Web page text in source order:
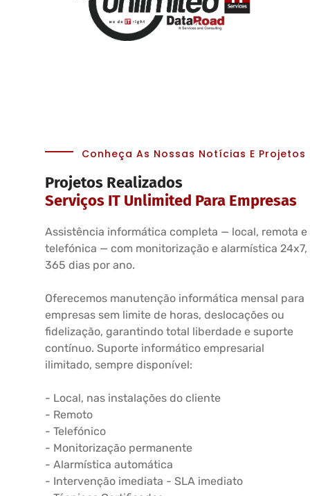
Conheça As Nossas Notícias E Projetos
Projetos Realizados
Serviços IT Unlimited Para Empresas
Assistência informática completa — local, remota e
telefónica — com monitorização e alarmística 24x7,
365 dias por ano.
Oferecemos manutenção informática mensal para
empresas sem limite de horas, deslocações ou
fidelização, garantindo total liberdade e suporte
contínuo. Suporte informático empresarial
ilimitado, sempre disponível:
- Local, nas instalações do cliente
- Remoto
- Telefónico
- Monitorização permanente
- Alarmística automática
- Intervenção imediata - SLA imediato